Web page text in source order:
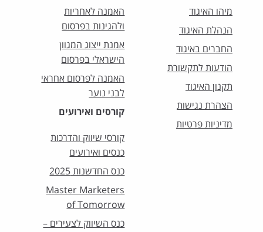
מיהו האיגוד
הנהלת האיגוד
החברים באיגוד
הודעות לתקשורת
תקנון האיגוד
הצהרת נגישות
מדיניות פרטיות
האמנה לאחריות
ולהגינות בפרסום
אמנת ייצוג המגוון
הישראלי בפרסום
האמנה לפרסום אחראי
לבני נוער
קורסים ואירועים
קורסי שיווק והדרכות
כנסים ואירועים
כנס החדשנות 2025
Master Marketers
of Tomorrow
כנס השיווק לצעירים –